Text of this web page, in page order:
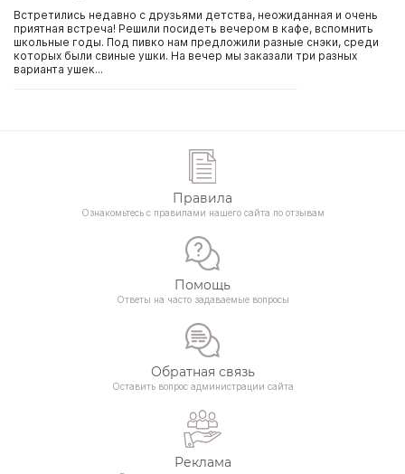
Встретились недавно с друзьями детства, неожиданная и очень
приятная встреча! Решили посидеть вечером в кафе, вспомнить
школьные годы. Под пивко нам предложили разные снэки, среди
которых были свиные ушки. На вечер мы заказали три разных
варианта ушек...
Правила
Ознакомьтесь с правилами нашего сайта по отзывам
Помощь
Ответы на часто задаваемые вопросы
Обратная связь
Оставить вопрос администрации сайта
Реклама